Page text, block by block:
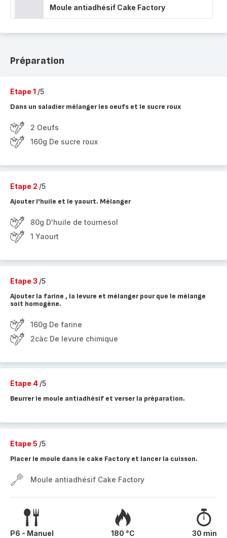
Moule antiadhésif Cake Factory
Préparation
Etape 1 /5
Dans un saladier mélanger les oeufs et le sucre roux
2 Oeufs
160g De sucre roux
Etape 2 /5
Ajouter l'huile et le yaourt. Mélanger
80g D'huile de tournesol
1 Yaourt
Etape 3 /5
Ajouter la farine , la levure et mélanger pour que le mélange
soit homogène.
160g De farine
2càc De levure chimique
Etape 4 /5
Beurrer le moule antiadhésif et verser la préparation.
Etape 5 /5
Placer le moule dans le cake Factory et lancer la cuisson.
Moule antiadhésif Cake Factory
P6 - Manuel 180 °C 30 min